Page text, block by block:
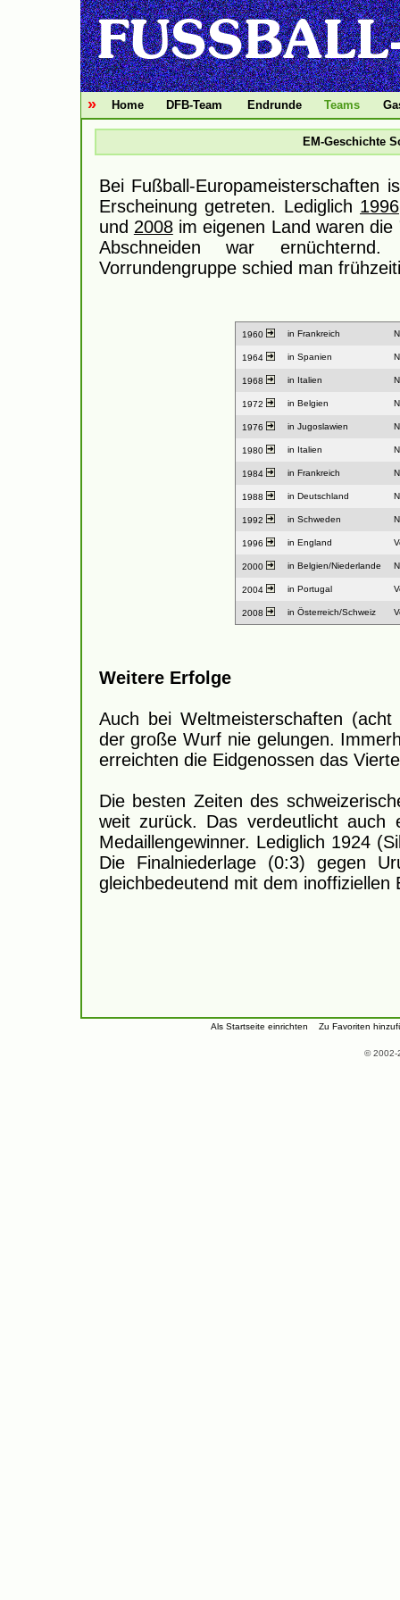
» Home DFB-Team Endrunde Teams
EM-Geschichte
Bei Fußball-Europameisterschaften
Erscheinung getreten. Lediglich 1996
und 2008im eigenen Land waren die
Abschneiden war
Vorrundengruppe schied man
1960 in Frankreich
1964 in Spanien
1968 in Italien
1972 in Belgien
1976 in Jugoslawien
1980 in Italien
1984 in Frankreich
1988 in Deutschland
1992 in Schweden
1996 in England
2000 in Belgien/Niederlande
2004 in Portugal
2008 in Österreich/Schweiz
Weitere Erfolge
Auch bei Weltmeisterschaften
der große Wurf nie gelungen.
erreichten die Eidgenossen das
Die besten Zeiten des
weit zurück. Das verdeutlicht auch
Medaillengewinner. Lediglich 1924
Die Finalniederlage (0:3) gegen
gleichbedeutend mit dem inoffiziellen
Als Startseite einrichten Zu Favoriten
©